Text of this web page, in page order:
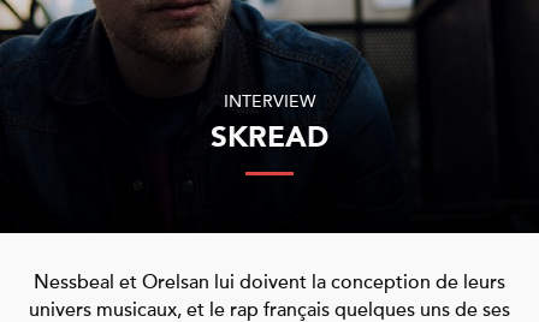
INTERVIEW
SKREAD
Nessbeal et Orelsan lui doivent la conception de leurs
univers musicaux, et le rap français quelques uns de ses